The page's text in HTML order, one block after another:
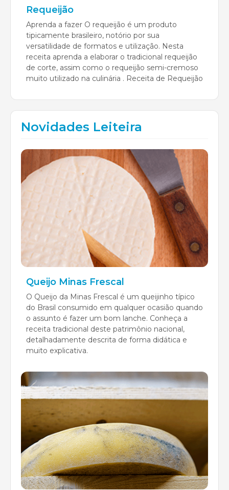
Requeijão
Aprenda a fazer O requeijão é um produto
tipicamente brasileiro, notório por sua
versatilidade de formatos e utilização. Nesta
receita aprenda a elaborar o tradicional requeijão
de corte, assim como o requeijão semi-cremoso
muito utilizado na culinária . Receita de Requeijão
Novidades Leiteira
Queijo Minas Frescal
O Queijo da Minas Frescal é um queijinho típico
do Brasil consumido em qualquer ocasião quando
o assunto é fazer um bom lanche. Conheça a
receita tradicional deste patrimônio nacional,
detalhadamente descrita de forma didática e
muito explicativa.